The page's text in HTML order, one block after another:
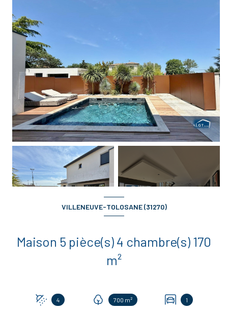
+15
VILLENEUVE-TOLOSANE (31270)
Maison 5 pièce(s) 4 chambre(s) 170
m²
4 700 m² 1